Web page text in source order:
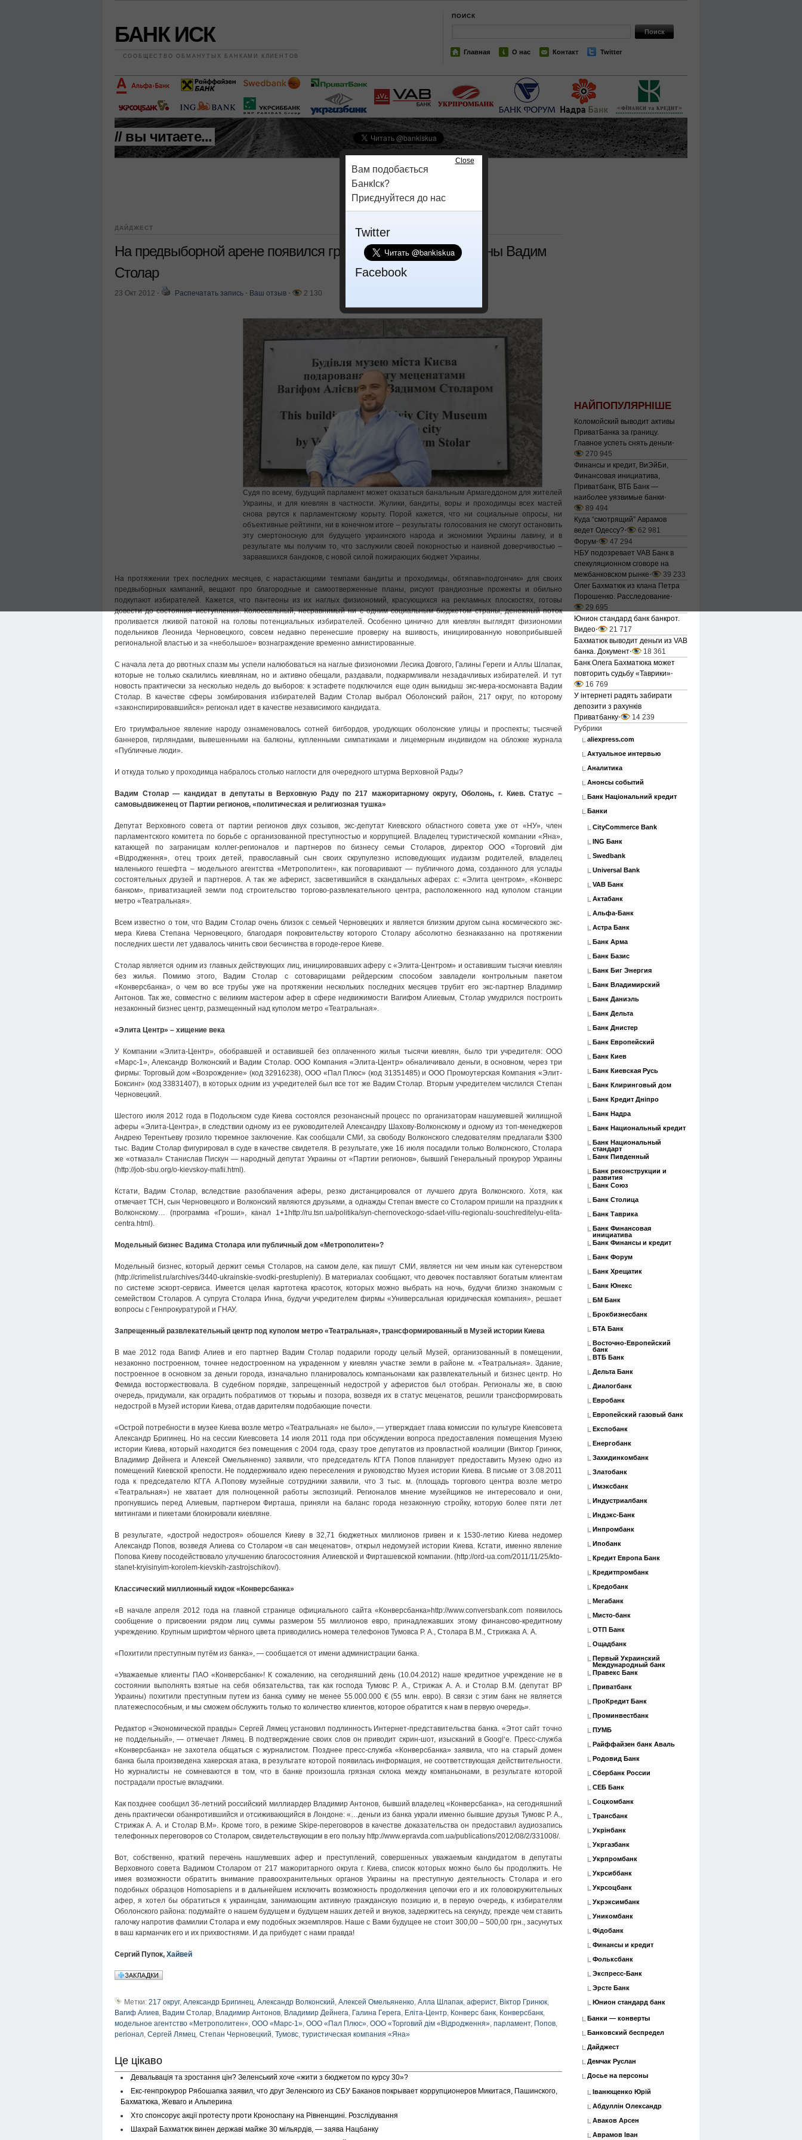
БАНК ИСК
СООБЩЕСТВО ОБМАНУТЫХ БАНКАМИ КЛИЕНТОВ
ПОИСК
Главная О нас Контакт Twitter
// вы читаете...
ДАЙДЖЕСТ
На предвыборной арене появился гранд-мастер афер Украины Вадим
Столар
23 Окт 2012 ⋅ Распечатать запись ⋅ Ваш отзыв ⋅ 2 130
Судя по всему, будущий парламент может оказаться банальным Армагеддоном для жителей
Украины, и для киевлян в частности. Жулики, бандиты, воры и проходимцы всех мастей
снова рвутся к парламентскому корыту. Порой кажется, что ни социальные опросы, ни
объективные рейтинги, ни в конечном итоге – результаты голосования не смогут остановить
эту смертоносную для будущего украинского народа и экономики Украины лавину, и в
результате мы получим то, что заслужили своей покорностью и наивной доверчивостью –
зарвавшихся бандюков, с новой силой пожирающих бюджет Украины.
На протяжении трех последних месяцев, с нарастающими темпами бандиты и проходимцы, обтяпав«подгончик» для своих
предвыборных кампаний, вещают про благородные и самоотверженные планы, рисуют грандиозные прожекты и обильно
подкупают избирателей. Кажется, что пантеоны из их наглых физиономий, красующихся на рекламных плоскостях, готовы
довести до состояния исступления. Колоссальный, несравнимый ни с одним социальным бюджетом страны, денежный поток
проливается лживой патокой на головы потенциальных избирателей. Особенно цинично для киевлян выглядят физиономии
подельников Леонида Черновецкого, совсем недавно перенесшие проверку на вшивость, инициированную новоприбывшей
региональной властью и за «небольшое» вознаграждение временно амнистированные.
С начала лета до рвотных спазм мы успели налюбоваться на наглые физиономии Лесика Довгого, Галины Гереги и Аллы Шлапак,
которые не только скалились киевлянам, но и активно обещали, раздавали, подкармливали незадачливых избирателей. И тут
новость практически за несколько недель до выборов: к эстафете подключился еще один выкидыш экс-мера-космонавта Вадим
Столар. В качестве сферы зомбирования избирателей Вадим Столар выбрал Оболонский район, 217 округ, по которому
«законспирировавшийся» регионал идет в качестве независимого кандидата.
Его триумфальное явление народу ознаменовалось сотней бигбордов, уродующих оболонские улицы и проспекты; тысячей
баннеров, гирляндами, вывешенными на балконы, купленными симпатиками и лицемерным индивидом на обложке журнала
«Публичные люди».
И откуда только у проходимца набралось столько наглости для очередного штурма Верховной Рады?
Вадим Столар — кандидат в депутаты в Верховную Раду по 217 мажоритарному округу, Оболонь, г. Киев. Статус –
самовыдвиженец от Партии регионов, «политическая и религиозная тушка»
Депутат Верховного совета от партии регионов двух созывов, экс-депутат Киевского областного совета уже от «НУ», член
парламентского комитета по борьбе с организованной преступностью и коррупцией. Владелец туристической компании «Яна»,
катающей по заграницам коллег-регионалов и партнеров по бизнесу семьи Столаров, директор ООО «Торговий дім
«Відродження», отец троих детей, православный сын своих скрупулезно исповедующих иудаизм родителей, владелец
маленького гешефта – модельного агентства «Метрополитен», как поговаривают — публичного дома, созданного для услады
состоятельных друзей и партнеров. А так же аферист, засветившийся в скандальных аферах с: «Элита центром», «Конверс
банком», приватизацией земли под строительство торгово-развлекательного центра, расположенного над куполом станции
метро «Театральная».
Всем известно о том, что Вадим Столар очень близок с семьей Черновецких и является близким другом сына космического экс-
мера Киева Степана Черновецкого, благодаря покровительству которого Столару абсолютно безнаказанно на протяжении
последних шести лет удавалось чинить свои бесчинства в городе-герое Киеве.
Столар является одним из главных действующих лиц, инициировавших аферу с «Элита-Центром» и оставившим тысячи киевлян
без жилья. Помимо этого, Вадим Столар с сотоварищами рейдерским способом завладели контрольным пакетом
«Конверсбанка», о чем во все трубы уже на протяжении нескольких последних месяцев трубит его экс-партнер Владимир
Антонов. Так же, совместно с великим мастером афер в сфере недвижимости Вагифом Алиевым, Столар умудрился построить
незаконный бизнес центр, размещенный над куполом метро «Театральная».
«Элита Центр» – хищение века
У Компании «Элита-Центр», обобравшей и оставившей без оплаченного жилья тысячи киевлян, было три учредителя: ООО
«Марс-1», Александр Волконский и Вадим Столар. ООО Компания «Элита-Центр» обналичивало деньги, в основном, через три
фирмы: Торговый дом «Возрождение» (код 32916238), ООО «Пал Плюс» (код 31351485) и ООО Промоутерская Компания «Элит-
Боксинг» (код 33831407), в которых одним из учредителей был все тот же Вадим Столар. Вторым учредителем числился Степан
Черновецкий.
Шестого июля 2012 года в Подольском суде Киева состоялся резонансный процесс по организаторам нашумевшей жилищной
аферы «Элита-Центра», в следствии одному из ее руководителей Александру Шахову-Волконскому и одному из топ-менеджеров
Андрею Терентьеву грозило тюремное заключение. Как сообщали СМИ, за свободу Волконского следователям предлагали $300
тыс. Вадим Столар фигурировал в суде в качестве свидетеля. В результате, уже 16 июля посадили только Волконского, Столара
же «отмазал» Станислав Пискун — народный депутат Украины от «Партии регионов», бывший Генеральный прокурор Украины
(http://job-sbu.org/o-kievskoy-mafii.html).
Кстати, Вадим Столар, вследствие разоблачения аферы, резко дистанцировался от лучшего друга Волконского. Хотя, как
отмечает ТСН, сын Черновецкого и Волконский являются друзьями, а однажды Степан вместе со Столаром пришли на праздник к
Волконскому… (программа «Гроши», канал 1+1http://ru.tsn.ua/politika/syn-chernoveckogo-sdaet-villu-regionalu-souchreditelyu-elita-
centra.html).
Модельный бизнес Вадима Столара или публичный дом «Метрополитен»?
Модельный бизнес, который держит семья Столаров, на самом деле, как пишут СМИ, является ни чем иным как сутенерством
(http://crimelist.ru/archives/3440-ukrainskie-svodki-prestupleniy). В материалах сообщают, что девочек поставляют богатым клиентам
по системе эскорт-сервиса. Имеется целая картотека красоток, которых можно выбрать на ночь, будучи близко знакомым с
семейством Столаров. А супруга Столара Инна, будучи учредителем фирмы «Универсальная юридическая компания», решает
вопросы с Генпрокуратурой и ГНАУ.
Запрещенный развлекательный центр под куполом метро «Театральная», трансформированный в Музей истории Киева
В мае 2012 года Вагиф Алиев и его партнер Вадим Столар подарили городу целый Музей, организованный в помещении,
незаконно построенном, точнее недостроенном на украденном у киевлян участке земли в районе м. «Театральная». Здание,
построенное в основном за деньги города, изначально планировалось компаньонами как развлекательный и бизнес центр. Но
Фемида восторжествовала. В судебном порядке, запрещенный недострой у аферистов был отобран. Регионалы же, в свою
очередь, придумали, как оградить побратимов от тюрьмы и позора, возведя их в статус меценатов, решили трансформировать
недострой в Музей истории Киева, отдав дарителям подобающие почести.
«Острой потребности в музее Киева возле метро «Театральная» не было», — утверждает глава комиссии по культуре Киевсовета
Александр Бригинец. Но на сессии Киевсовета 14 июля 2011 года при обсуждении вопроса предоставления помещения Музею
истории Киева, который находится без помещения с 2004 года, сразу трое депутатов из провластной коалиции (Виктор Гринюк,
Владимир Дейнега и Алексей Омельяненко) заявили, что председатель КГГА Попов планирует предоставить Музею одно из
помещений Киевской крепости. Не поддерживало идею переселения и руководство Музея истории Киева. В письме от 3.08.2011
года к председателю КГГА А.Попову музейные сотрудники заявили, что 3 тыс. м. (площадь торгового центра возле метро
«Театральная») не хватает для полноценной работы экспозиций. Регионалов мнение музейщиков не интересовало и они,
прогнувшись перед Алиевым, партнером Фирташа, приняли на баланс города незаконную стройку, которую более пяти лет
митингами и пикетами блокировали киевляне.
В результате, «дострой недостроя» обошелся Киеву в 32,71 бюджетных миллионов гривен и к 1530-летию Киева недомер
Александр Попов, возведя Алиева со Столаром «в сан меценатов», открыл недомузей истории Киева. Кстати, именно явление
Попова Киеву посодействовало улучшению благосостояния Алиевской и Фирташевской компании. (http://ord-ua.com/2011/11/25/kto-
stanet-kryisinyim-korolem-kievskih-zastrojschikov/).
Классический миллионный кидок «Конверсбанка»
«В начале апреля 2012 года на главной странице официального сайта «Конверсбанка»http://www.conversbank.com появилось
сообщение о присвоении рядом лиц суммы размером 55 миллионов евро, принадлежавших этому финансово-кредитному
учреждению. Крупным шрифтом чёрного цвета приводились номера телефонов Тумовса Р. А., Столара В.М., Стрижака А. А.
«Похитили преступным путём из банка», — сообщается от имени администрации банка.
«Уважаемые клиенты ПАО «Конверсбанк»! К сожалению, на сегодняшний день (10.04.2012) наше кредитное учреждение не в
состоянии выполнять взятые на себя обязательства, так как господа Тумовс Р. А., Стрижак А. А. и Столар В.М. (депутат ВР
Украины) похитили преступным путем из банка сумму не менее 55.000.000 € (55 млн. евро). В связи с этим банк не является
платежеспособным, и мы сможем обслужить только то количество клиентов, которое обратится к нам в первую очередь».
Редактор «Экономической правды» Сергей Лямец установил подлинность Интернет-представительства банка. «Этот сайт точно
не поддельный», — отмечает Лямец. В подтверждение своих слов он приводит скрин-шот, изысканий в Googl‘е. Пресс-служба
«Конверсбанка» не захотела общаться с журналистом. Позднее пресс-служба «Конверсбанка» заявила, что на старый домен
банка была произведена хакерская атака, в результате которой появилась информация, не соответствующая действительности.
Но журналисты не сомневаются в том, что в банке произошла грязная склока между компаньонами, в результате которой
пострадали простые вкладчики.
Как позднее сообщил 36-летний российский миллиардер Владимир Антонов, бывший владелец «Конверсбанка», на сегодняшний
день практически обанкротившийся и отсиживающийся в Лондоне: «…деньги из банка украли именно бывшие друзья Тумовс Р. А.,
Стрижак А. А. и Столар В.М». Кроме того, в режиме Skipe-переговоров в качестве доказательства он предоставил аудиозапись
телефонных переговоров со Столаром, свидетельствующим в его пользу http://www.epravda.com.ua/publications/2012/08/2/331008/.
Вот, собственно, краткий перечень нашумевших афер и преступлений, совершенных уважаемым кандидатом в депутаты
Верховного совета Вадимом Столаром от 217 мажоритарного округа г. Киева, список которых можно было бы продолжить. Не
имея возможности обратить внимание правоохранительных органов Украины на преступную деятельность Столара и его
подобных образцов Homosapiens и в дальнейшем исключить возможность продолжения цепочки его и их головокружительных
афер, я хотел бы обратиться к украинцам, занимающим активную гражданскую позицию и, в первую очередь, к избирателям
Оболонского района: подумайте о нашем будущем и будущем наших детей и внуков, задержитесь на секунду, прежде чем ставить
галочку напротив фамилии Столара и ему подобных экземпляров. Наше с Вами будущее не стоит 300,00 – 500,00 грн., засунутых
в ваш карманчик его и их прихвостнями. И да прибудет с нами правда!
Сергий Пупок, Хайвей
Метки: 217 округ, Александр Бригинец, Александр Волконский, Алексей Омельяненко, Алла Шлапак, аферист, Віктор Гринюк,
Вагиф Алиев, Вадим Столар, Владимир Антонов, Владимир Дейнега, Галина Герега, Еліта-Центр, Конверс банк, Конверсбанк,
модельное агентство «Метрополитен», ООО «Марс-1», ООО «Пал Плюс», ООО «Торговий дім «Відродження», парламент, Попов,
регіонал, Сергей Лямец, Степан Черновецкий, Тумовс, туристическая компания «Яна»
Це цікаво
Девальвація та зростання цін? Зеленський хоче «жити з бюджетом по курсу 30»?
Екс-генпрокурор Рябошапка заявил, что друг Зеленского из СБУ Баканов покрывает коррупционеров Микитася, Пашинского,
Бахматюка, Жеваго и Альперина
Хто спонсорує акції протесту проти Кроноспану на Рівненщині. Розслідування
Шахрай Бахматюк винен державі майже 30 мільярдів, — заява Нацбанку
НАЙПОПУЛЯРНІШЕ
Коломойский выводит активы
ПриватБанка за границу.
Главное успеть снять деньги⋅
270 945
Финансы и кредит, ВиЭйБи,
Финансовая инициатива,
Приватбанк, ВТБ Банк —
наиболее уязвимые банки⋅
89 494
Куда “смотрящий” Аврамов
ведет Одессу?⋅
62 981
Форум⋅
47 294
НБУ подозревает VAB Банк в
спекуляционном сговоре на
межбанковском рынке⋅
39 233
Олег Бахматюк из клана Петра
Порошенко. Расследование⋅
29 695
Юнион стандард банк банкрот.
Видео⋅
21 717
Бахматюк выводит деньги из VAB
банка. Документ⋅
18 361
Банк Олега Бахматюка может
повторить судьбу «Таврики»⋅
16 769
У інтернеті радять забирати
депозити з рахунків
Приватбанку⋅
14 239
Рубрики
aliexpress.com
Актуальное интервью
Аналитика
Анонсы событий
Банк Національний кредит
Банки
CityCommerce Bank
ING Банк
Swedbank
Universal Bank
VAB Банк
Актабанк
Альфа-Банк
Астра Банк
Банк Арма
Банк Базис
Банк Биг Энергия
Банк Владимирский
Банк Даниэль
Банк Дельта
Банк Днистер
Банк Европейский
Банк Киев
Банк Киевская Русь
Банк Клиринговый дом
Банк Кредит Дніпро
Банк Надра
Банк Национальный кредит
Банк Национальный
стандарт
Банк Пивденный
Банк реконструкции и
развития
Банк Союз
Банк Столица
Банк Таврика
Банк Финансовая
инициатива
Банк Финансы и кредит
Банк Форум
Банк Хрещатик
Банк Юнекс
БМ Банк
Брокбизнесбанк
БТА Банк
Восточно-Европейский
банк
ВТБ Банк
Дельта Банк
Диалогбанк
Евробанк
Европейский газовый банк
Експобанк
Енергобанк
Захидинкомбанк
Златобанк
Имэксбанк
Индустриалбанк
Индэкс-Банк
Инпромбанк
Ипобанк
Кредит Европа Банк
Кредитпромбанк
Кредобанк
Мегабанк
Мисто-банк
ОТП Банк
Ощадбанк
Первый Украинский
Международный банк
Правекс Банк
Приватбанк
ПроКредит Банк
Проминвестбанк
ПУМБ
Райффайзен банк Аваль
Родовид Банк
Сбербанк России
СЕБ Банк
Соцкомбанк
Трансбанк
Укрінбанк
Укргазбанк
Укрпромбанк
Укрсиббанк
Укрсоцбанк
Укрэксимбанк
Уникомбанк
Фідобанк
Финансы и кредит
Фольксбанк
Экспресс-Банк
Эрсте Банк
Юнион стандард банк
Банки — конверты
Банковский беспредел
Дайджест
Демчак Руслан
Досье на персоны
Іванющенко Юрій
Абдуллін Олександр
Аваков Арсен
Аврамов Іван
Close
Вам подобається
БанкІск?
Приєднуйтеся до нас
Twitter
Facebook